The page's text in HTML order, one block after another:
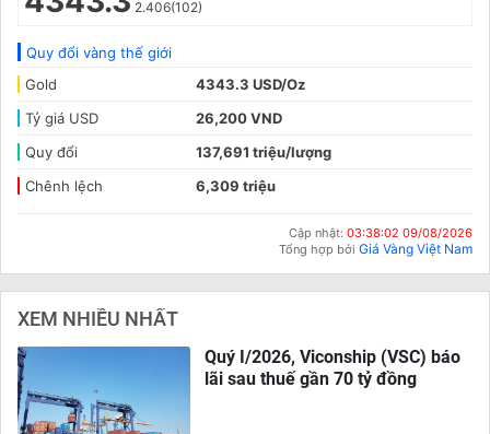
2.406(102)
Quy đổi vàng thế giới
Gold
4343.3 USD/Oz
Tỷ giá USD
26,200 VND
Quy đổi
137,691 triệu/lượng
Chênh lệch
6,309 triệu
Cập nhật: 03:38:02 09/08/2026
Tổng hợp bởi Giá Vàng Việt Nam
XEM NHIỀU NHẤT
Quý I/2026, Viconship (VSC) báo
lãi sau thuế gần 70 tỷ đồng